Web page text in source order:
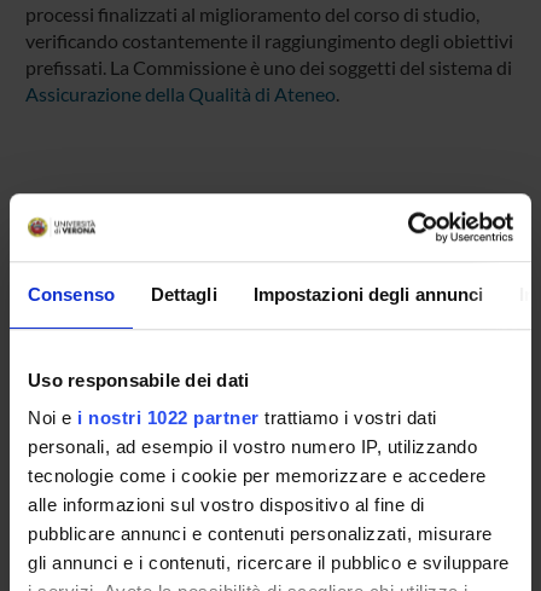
Consenso Dettagli Impostazioni degli annunci
Uso responsabile dei dati
Noi e i nostri 1022 partner trattiamo i vostri dati
personali, ad esempio il vostro numero IP, utilizzando
tecnologie come i cookie per memorizzare e accedere
alle informazioni sul vostro dispositivo al fine di
pubblicare annunci e contenuti personalizzati, misurare
gli annunci e i contenuti, ricercare il pubblico e sviluppare
processi finalizzati al miglioramento del corso di studio,
verificando costantemente il raggiungimento degli obiettivi
prefissati. La Commissione è uno dei soggetti del sistema di
Assicurazione della Qualità di Ateneo.
COMPONENTI
Presidente
Alessandra Cordiano
Componente
Fabio Ferrari
Elvis Vitanza
Componente